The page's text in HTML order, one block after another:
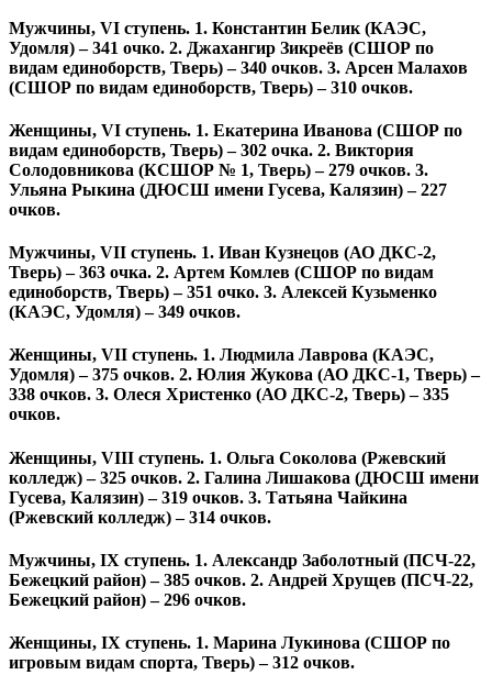
Мужчины, VI ступень. 1. Константин Белик (КАЭС,
Удомля) – 341 очко. 2. Джахангир Зикреёв (СШОР по
видам единоборств, Тверь) – 340 очков. 3. Арсен Малахов
(СШОР по видам единоборств, Тверь) – 310 очков.
Женщины, VI ступень. 1. Екатерина Иванова (СШОР по
видам единоборств, Тверь) – 302 очка. 2. Виктория
Солодовникова (КСШОР № 1, Тверь) – 279 очков. 3.
Ульяна Рыкина (ДЮСШ имени Гусева, Калязин) – 227
очков.
Мужчины, VII ступень. 1. Иван Кузнецов (АО ДКС-2,
Тверь) – 363 очка. 2. Артем Комлев (СШОР по видам
единоборств, Тверь) – 351 очко. 3. Алексей Кузьменко
(КАЭС, Удомля) – 349 очков.
Женщины, VII ступень. 1. Людмила Лаврова (КАЭС,
Удомля) – 375 очков. 2. Юлия Жукова (АО ДКС-1, Тверь) –
338 очков. 3. Олеся Христенко (АО ДКС-2, Тверь) – 335
очков.
Женщины, VIII ступень. 1. Ольга Соколова (Ржевский
колледж) – 325 очков. 2. Галина Лишакова (ДЮСШ имени
Гусева, Калязин) – 319 очков. 3. Татьяна Чайкина
(Ржевский колледж) – 314 очков.
Мужчины, IX ступень. 1. Александр Заболотный (ПСЧ-22,
Бежецкий район) – 385 очков. 2. Андрей Хрущев (ПСЧ-22,
Бежецкий район) – 296 очков.
Женщины, IX ступень. 1. Марина Лукинова (СШОР по
игровым видам спорта, Тверь) – 312 очков.